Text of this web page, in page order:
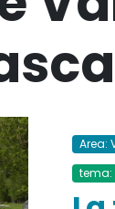
Area:
tema: